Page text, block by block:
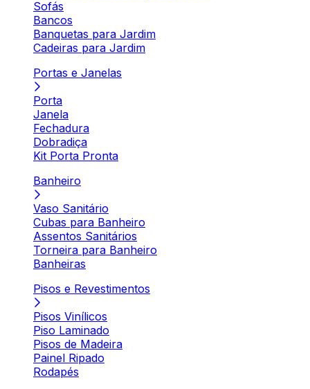
Sofás
Bancos
Banquetas para Jardim
Cadeiras para Jardim
Portas e Janelas
Porta
Janela
Fechadura
Dobradiça
Kit Porta Pronta
Banheiro
Vaso Sanitário
Cubas para Banheiro
Assentos Sanitários
Torneira para Banheiro
Banheiras
Pisos e Revestimentos
Pisos Vinílicos
Piso Laminado
Pisos de Madeira
Painel Ripado
Rodapés